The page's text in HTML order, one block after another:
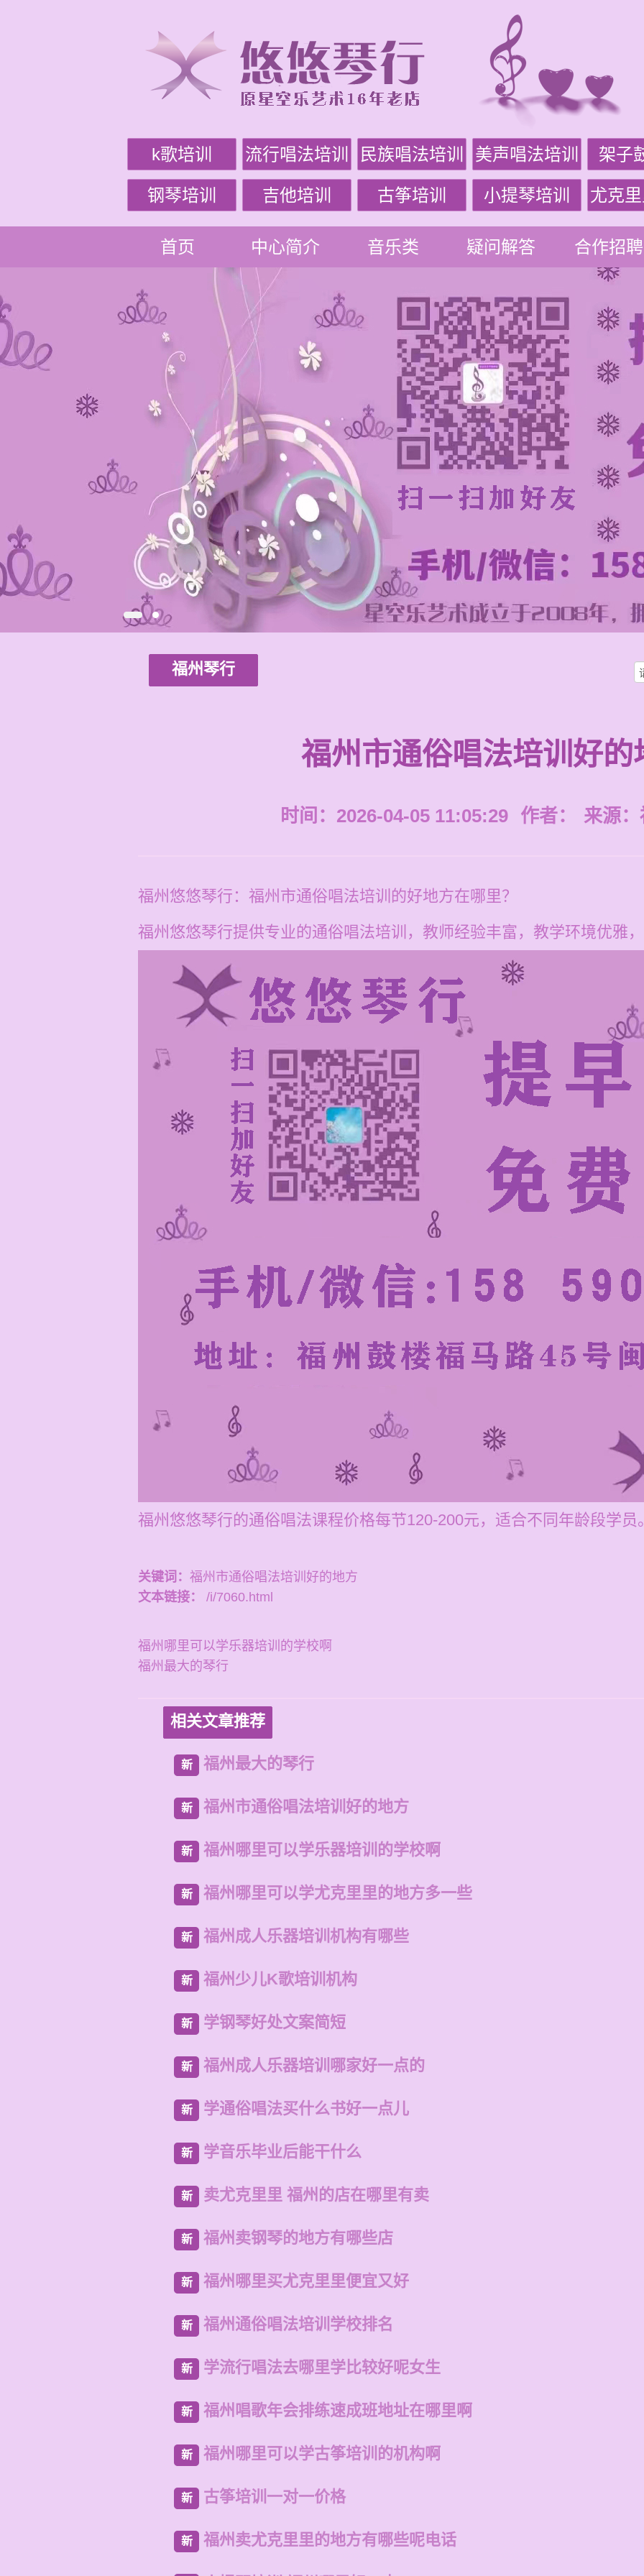
k歌培训 流行唱法培训 民族唱法培训 美声唱法培训 架子
钢琴培训 吉他培训 古筝培训 小提琴培训 尤克
首页 中心简介 音乐类 疑问解答 合作招聘
福州琴行
福州市通俗唱法培训好的
时间：2026-04-05 11:05:29 作者： 来源：
福州悠悠琴行：福州市通俗唱法培训的好地方在哪里？
福州悠悠琴行提供专业的通俗唱法培训，教师经验丰富，教学环境优雅
福州悠悠琴行的通俗唱法课程价格每节120-200元，适合不同年龄段学员
关键词： 福州市通俗唱法培训好的地方
文本链接：
/i/7060.html
福州哪里可以学乐器培训的学校啊
福州最大的琴行
相关文章推荐
新 福州最大的琴行
新 福州市通俗唱法培训好的地方
新 福州哪里可以学乐器培训的学校啊
新 福州哪里可以学尤克里里的地方多一些
新 福州成人乐器培训机构有哪些
新 福州少儿K歌培训机构
新 学钢琴好处文案简短
新 福州成人乐器培训哪家好一点的
新 学通俗唱法买什么书好一点儿
新 学音乐毕业后能干什么
新 卖尤克里里 福州的店在哪里有卖
新 福州卖钢琴的地方有哪些店
新 福州哪里买尤克里里便宜又好
新 福州通俗唱法培训学校排名
新 学流行唱法去哪里学比较好呢女生
新 福州唱歌年会排练速成班地址在哪里啊
新 福州哪里可以学古筝培训的机构啊
新 古筝培训一对一价格
新 福州卖尤克里里的地方有哪些呢电话